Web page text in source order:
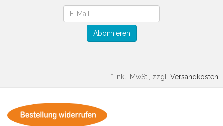
Abonnieren
* inkl. MwSt., zzgl. Versandkosten